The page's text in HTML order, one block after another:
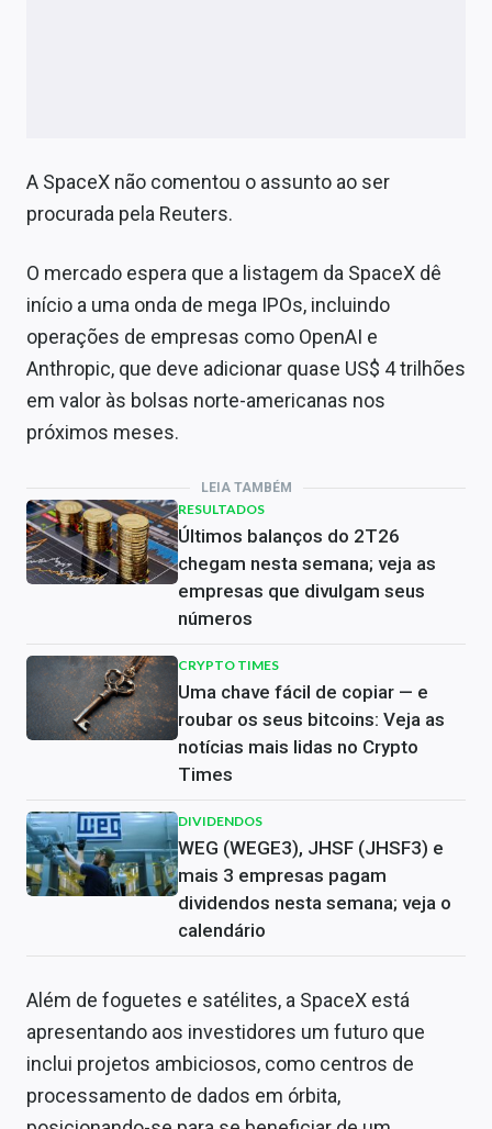
A SpaceX não comentou o assunto ao ser
procurada pela Reuters.
O mercado espera que a listagem da SpaceX dê
início a uma onda de mega IPOs, incluindo
operações de empresas como OpenAI e
Anthropic, que deve adicionar quase US$ 4 trilhões
em valor às bolsas norte-americanas nos
próximos meses.
LEIA TAMBÉM
RESULTADOS
Últimos balanços do 2T26
chegam nesta semana; veja as
empresas que divulgam seus
números
CRYPTO TIMES
Uma chave fácil de copiar — e
roubar os seus bitcoins: Veja as
notícias mais lidas no Crypto
Times
DIVIDENDOS
WEG (WEGE3), JHSF (JHSF3) e
mais 3 empresas pagam
dividendos nesta semana; veja o
calendário
Além de foguetes e satélites, a SpaceX está
apresentando aos investidores um futuro que
inclui projetos ambiciosos, como centros de
processamento de dados em órbita,